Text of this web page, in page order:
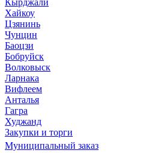
Кырджали
Хайкоу
Цзянинь
Чунцин
Баоцзи
Бобруйск
Волковыск
Ларнака
Вифлеем
Анталья
Гагра
Худжанд
Закупки и торги
Муниципальный заказ